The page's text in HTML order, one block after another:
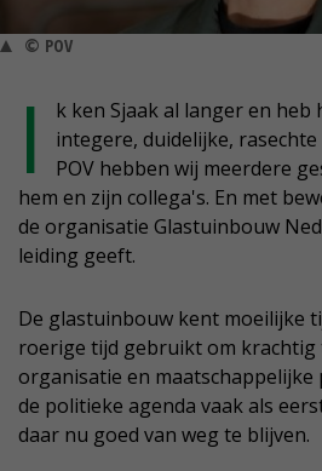
© POV
I
k ken Sjaak al langer en heb
integere, duidelijke,
POV hebben wij meerdere
hem en zijn collega's. En met
de organisatie Glastuinbouw
leiding geeft.
De glastuinbouw kent moeilijke
roerige tijd gebruikt om krachtig
organisatie en maatschappelijke
de politieke agenda vaak als
daar nu goed van weg te blijven.